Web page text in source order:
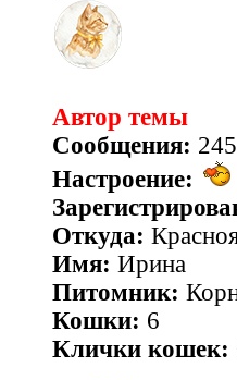
Автор темы
Сообщения: 245
Настроение:
Откуда:
Имя: Ирина
Питомник:
Кошки: 6
Клички кошек: